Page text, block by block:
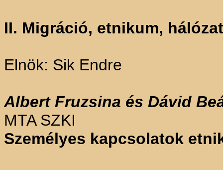
II. Migráció, etnikum,
Elnök: Sik Endre
Albert Fruzsina és Dávid
MTA SZKI
Személyes kapcsolatok